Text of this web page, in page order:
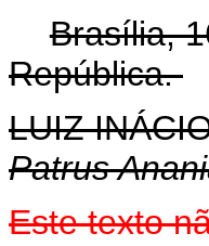
Brasília,
República.
LUIZ
Patrus
Estetexto